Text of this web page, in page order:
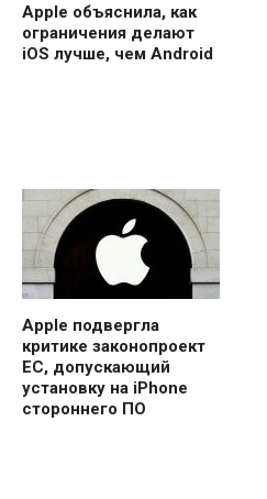
Apple объяснила, как
ограничения делают
iOS лучше, чем Android
Apple подвергла
критике законопроект
ЕС, допускающий
установку на iPhone
стороннего ПО